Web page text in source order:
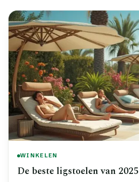
WINKELEN
De beste ligstoelen van 2025